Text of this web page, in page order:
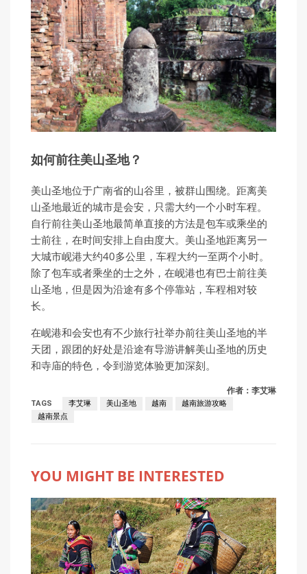
如何前往美山圣地？
美山圣地位于广南省的山谷里，被群山围绕。距离美
山圣地最近的城市是会安，只需大约一个小时车程。
自行前往美山圣地最简单直接的方法是包车或乘坐的
士前往，在时间安排上自由度大。美山圣地距离另一
大城市岘港大约40多公里，车程大约一至两个小时。
除了包车或者乘坐的士之外，在岘港也有巴士前往美
山圣地，但是因为沿途有多个停靠站，车程相对较
长。
在岘港和会安也有不少旅行社举办前往美山圣地的半
天团，跟团的好处是沿途有导游讲解美山圣地的历史
和寺庙的特色，令到游览体验更加深刻。
作者：李艾琳
TAGS 李艾琳 美山圣地 越南
越南旅游攻略
越南景点
YOU MIGHT BE INTERESTED